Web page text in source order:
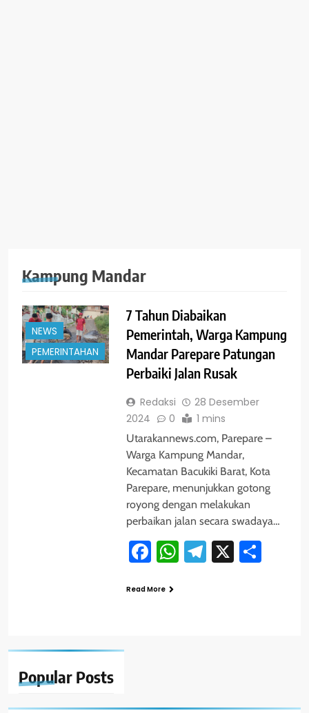
Popular Posts
Kampung Mandar
NEWS
PEMERINTAHAN
7 Tahun Diabaikan
Pemerintah, Warga Kampung
Mandar Parepare Patungan
Perbaiki Jalan Rusak
Redaksi
28 Desember
2024
0 1 mins
Utarakannews.com, Parepare –
Warga Kampung Mandar,
Kecamatan Bacukiki Barat, Kota
Parepare, menunjukkan gotong
royong dengan melakukan
perbaikan jalan secara swadaya…
Facebook
WhatsApp
Telegram
X
Read More